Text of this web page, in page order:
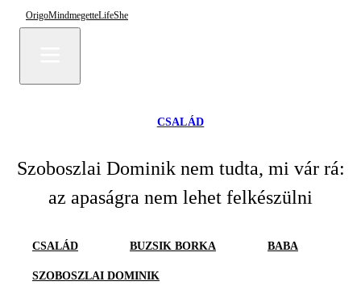
OrigoMindmegetteLifeShe
CSALÁD
Szoboszlai Dominik nem tudta, mi vár rá:
az apaságra nem lehet felkészülni
CSALÁD BUZSIK BORKA BABA
SZOBOSZLAI DOMINIK